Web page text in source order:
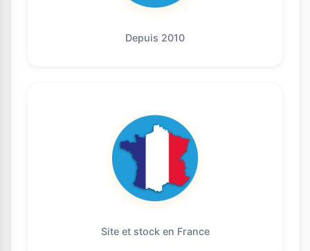
Depuis 2010
Site et stock en France